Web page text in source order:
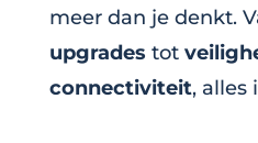
meer dan je denkt.
upgrades tot
connectiviteit, alles